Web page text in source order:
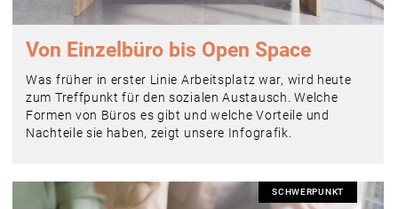
Von Einzelbüro bis Open Space
Was früher in erster Linie Arbeitsplatz war, wird heute
zum Treffpunkt für den sozialen Austausch. Welche
Formen von Büros es gibt und welche Vorteile und
Nachteile sie haben, zeigt unsere Infografik.
SCHWERPUNKT